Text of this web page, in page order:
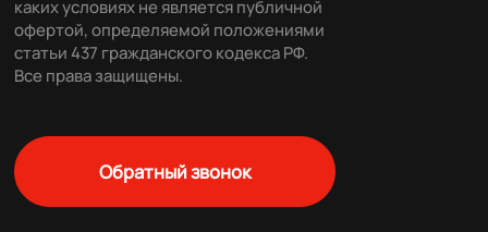
каких условиях не является публичной
офертой, определяемой положениями
статьи 437 гражданского кодекса РФ.
Все права защищены.
Обратный звонок